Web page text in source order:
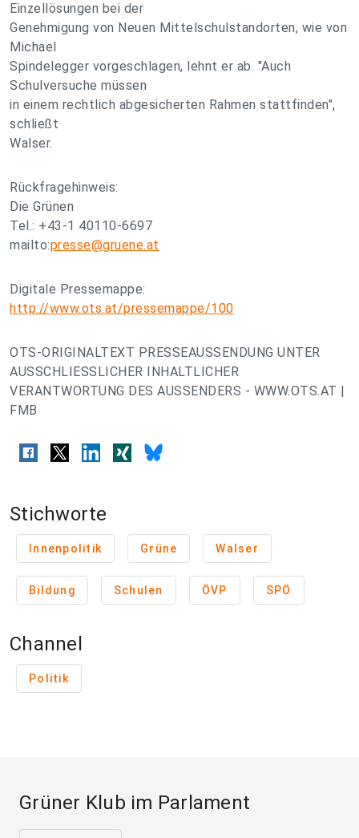
Einzellösungen bei der
Genehmigung von Neuen Mittelschulstandorten, wie von
Michael
Spindelegger vorgeschlagen, lehnt er ab. "Auch
Schulversuche müssen
in einem rechtlich abgesicherten Rahmen stattfinden",
schließt
Walser.
Rückfragehinweis:
Die Grünen
Tel.: +43-1 40110-6697
mailto:presse@gruene.at
Digitale Pressemappe:
http://www.ots.at/pressemappe/100
OTS-ORIGINALTEXT PRESSEAUSSENDUNG UNTER
AUSSCHLIESSLICHER INHALTLICHER
VERANTWORTUNG DES AUSSENDERS - WWW.OTS.AT |
FMB
Stichworte
Innenpolitik Grüne Walser
Bildung Schulen ÖVP SPÖ
Channel
Politik
Grüner Klub im Parlament